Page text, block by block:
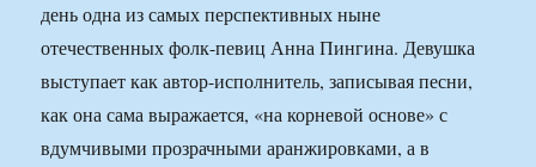
день одна из самых перспективных ныне
отечественных фолк-певиц Анна Пингина. Девушка
выступает как автор-исполнитель, записывая песни,
как она сама выражается, «на корневой основе» с
вдумчивыми прозрачными аранжировками, а в